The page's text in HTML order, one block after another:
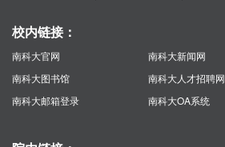
校内链接：
南科大官网
南科大新闻网
南科大图书馆
南科大人才招聘网
南科大邮箱登录
南科大OA系统